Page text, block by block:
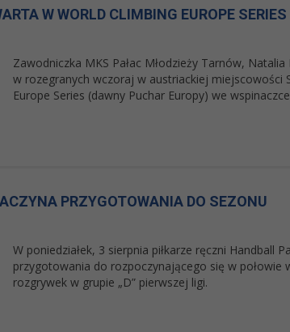
W WORLD CLIMBING EUROPE SERIES
Zawodniczka MKS Pałac Młodzieży Tarnów,
w rozegranych wczoraj w austriackiej miejscowości
Europe Series (dawny Puchar Europy) we
PRZYGOTOWANIA DO SEZONU
W poniedziałek, 3 sierpnia piłkarze ręczni Handball
przygotowania do rozpoczynającego się w połowie
rozgrywek w grupie „D” pierwszej ligi.